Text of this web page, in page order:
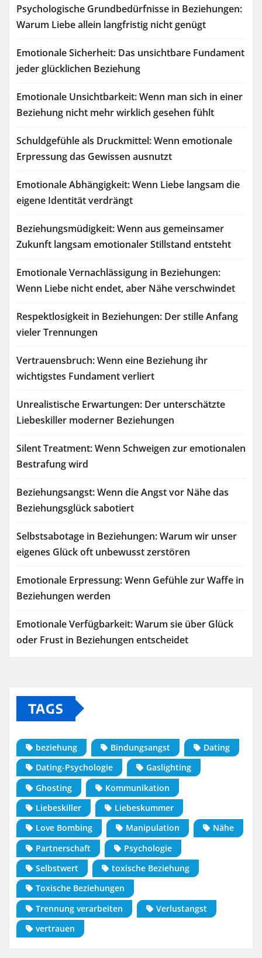
Psychologische Grundbedürfnisse in Beziehungen:
Warum Liebe allein langfristig nicht genügt
Emotionale Sicherheit: Das unsichtbare Fundament
jeder glücklichen Beziehung
Emotionale Unsichtbarkeit: Wenn man sich in einer
Beziehung nicht mehr wirklich gesehen fühlt
Schuldgefühle als Druckmittel: Wenn emotionale
Erpressung das Gewissen ausnutzt
Emotionale Abhängigkeit: Wenn Liebe langsam die
eigene Identität verdrängt
Beziehungsmüdigkeit: Wenn aus gemeinsamer
Zukunft langsam emotionaler Stillstand entsteht
Emotionale Vernachlässigung in Beziehungen:
Wenn Liebe nicht endet, aber Nähe verschwindet
Respektlosigkeit in Beziehungen: Der stille Anfang
vieler Trennungen
Vertrauensbruch: Wenn eine Beziehung ihr
wichtigstes Fundament verliert
Unrealistische Erwartungen: Der unterschätzte
Liebeskiller moderner Beziehungen
Silent Treatment: Wenn Schweigen zur emotionalen
Bestrafung wird
Beziehungsangst: Wenn die Angst vor Nähe das
Beziehungsglück sabotiert
Selbstsabotage in Beziehungen: Warum wir unser
eigenes Glück oft unbewusst zerstören
Emotionale Erpressung: Wenn Gefühle zur Waffe in
Beziehungen werden
Emotionale Verfügbarkeit: Warum sie über Glück
oder Frust in Beziehungen entscheidet
TAGS
beziehung Bindungsangst
Dating
Dating-Psychologie
Gaslighting
Ghosting
Kommunikation
Liebeskiller
Liebeskummer
Love Bombing
Manipulation
Nähe
Partnerschaft
Psychologie
Selbstwert
toxische Beziehung
Toxische Beziehungen
Trennung verarbeiten
Verlustangst
vertrauen